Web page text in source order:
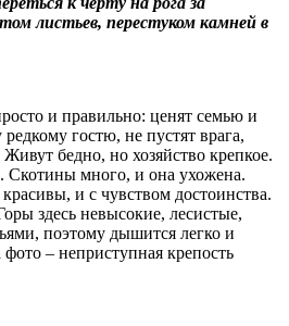
листьев, перестуком камней в
и правильно: ценят семью и
гостю, не пустят врага,
бедно, но хозяйство крепкое.
Скотины много, и она ухожена.
и с чувством достоинства.
здесь невысокие, лесистые,
поэтому дышится легко и
– неприступная крепость